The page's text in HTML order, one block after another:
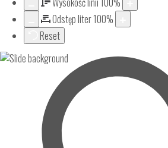
Odstęp liter100%
Reset